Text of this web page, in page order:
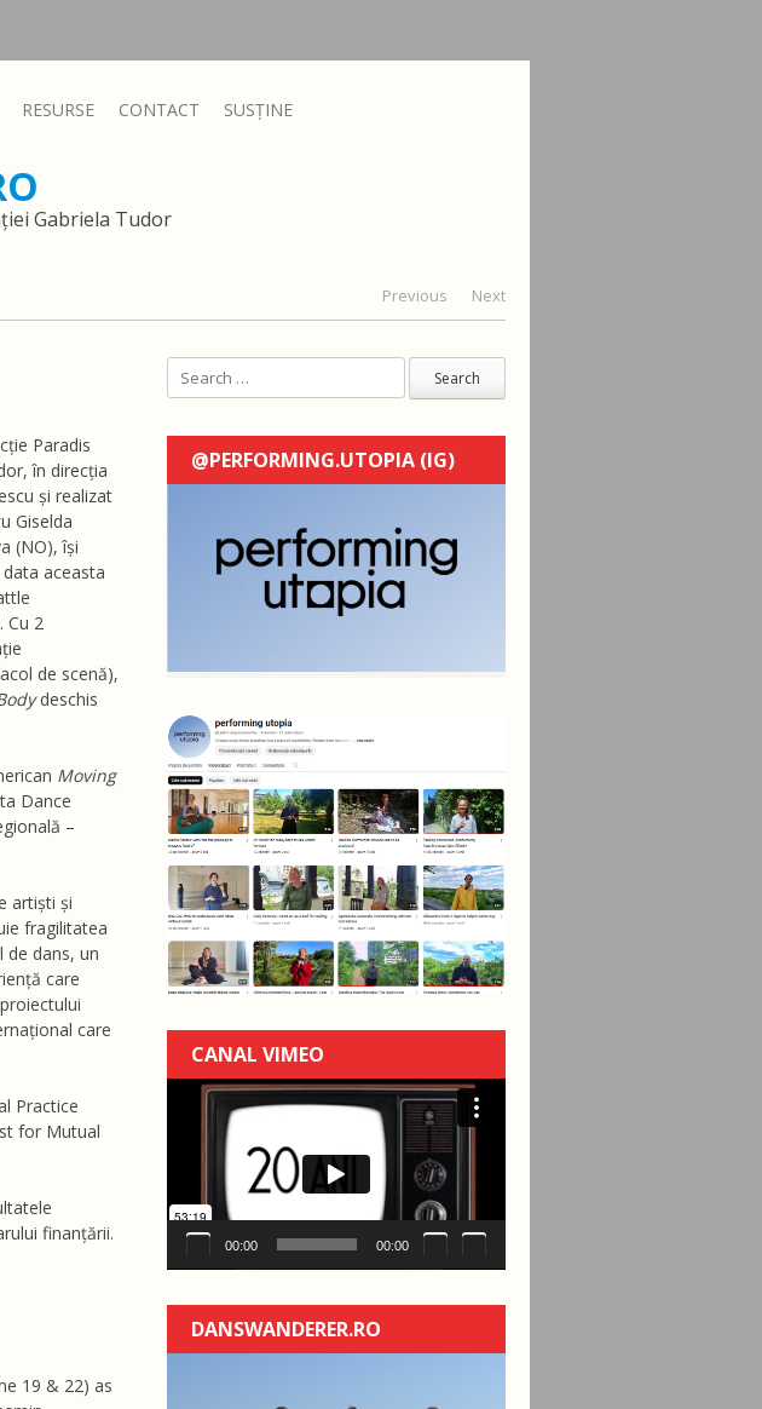
RESURSE CONTACT SUSȚINE
Gabriela Tudor
Previous Next
Paradis
în direcția
și realizat
Giselda
(NO), își
aceasta
Cu 2
de scenă),
deschis
Moving
Dance
–
artiști și
fragilitatea
de dans, un
care
care
Practice
for Mutual
finanțării.
19 & 22) as
Search
@PERFORMING.UTOPIA (IG)
CANAL VIMEO
Video
00:00 00:00
DANSWANDERER.RO